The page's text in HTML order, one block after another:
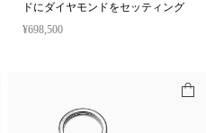
ドにダイヤモンドをセッティング
¥698,500